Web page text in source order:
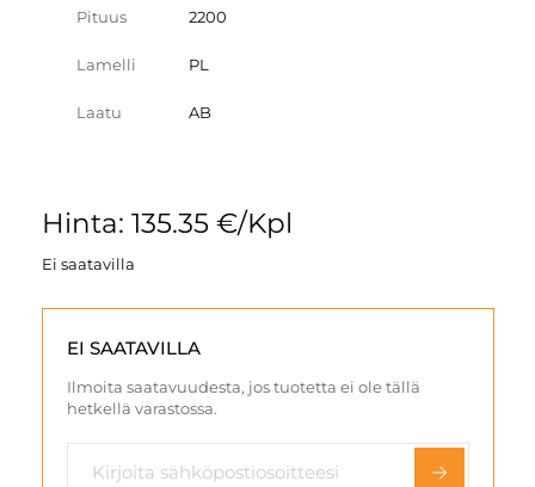
Pituus 2200
Lamelli PL
Laatu AB
Hinta: 135.35 €/Kpl
Ei saatavilla
EI SAATAVILLA
Ilmoita saatavuudesta, jos tuotetta ei ole tällä
hetkellä varastossa.